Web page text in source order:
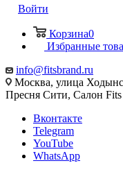
Войти
Корзина0
Избранные
info@fitsbrand.ru
Москва, улица
Пресня Сити, Салон Fits
Вконтакте
Telegram
YouTube
WhatsApp